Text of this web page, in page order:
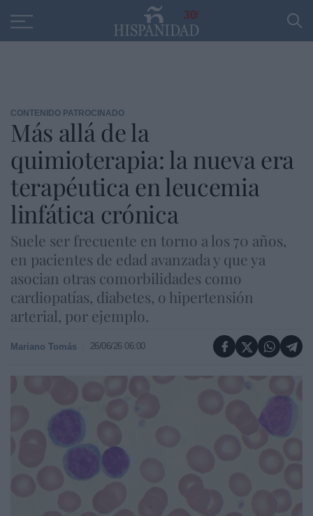
30
CONTENIDO PATROCINADO
Más allá de la
quimioterapia: la nueva era
terapéutica en leucemia
linfática crónica
Suele ser frecuente en torno a los 70 años,
en pacientes de edad avanzada y que ya
asocian otras comorbilidades como
cardiopatías, diabetes, o hipertensión
arterial, por ejemplo.
Mariano Tomás 26/06/26 06:00